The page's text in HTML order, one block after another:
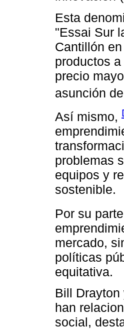
Esta
"Essai Sur
Cantillón
productos
precio
asunción
Así mismo,
problemas
equipos y
sostenible.
Por su
mercado,
políticas
equitativa.
Bill
han
social,